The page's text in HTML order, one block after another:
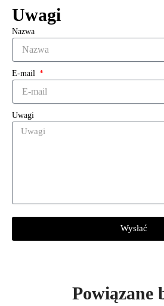
Uwagi
Nazwa
E-mail
Uwagi
Wysłać
Powiązane